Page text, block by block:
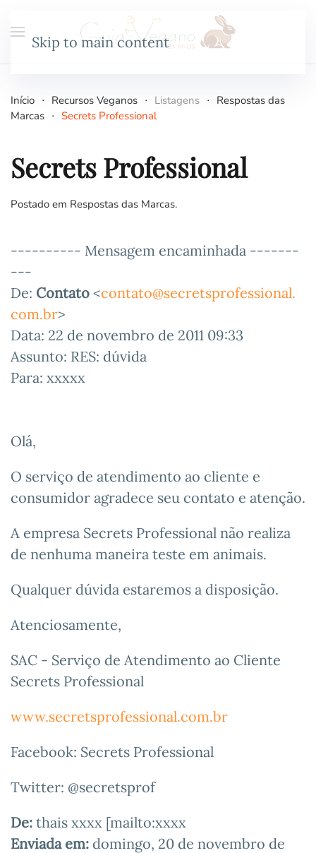
Skip to main content
Início Recursos Veganos Listagens
Respostas das
Marcas
Secrets Professional
Secrets Professional
Postado em Respostas das Marcas.
---------- Mensagem encaminhada -------
---
De: Contato <contato@secretsprofessional.
com.br>
Data: 22 de novembro de 2011 09:33
Assunto: RES: dúvida
Para: xxxxx
Olá,
O serviço de atendimento ao cliente e
consumidor agradece seu contato e atenção.
A empresa Secrets Professional não realiza
de nenhuma maneira teste em animais.
Qualquer dúvida estaremos a disposição.
Atenciosamente,
SAC - Serviço de Atendimento ao Cliente
Secrets Professional
www.secretsprofessional.com.br
Facebook: Secrets Professional
Twitter: @secretsprof
De: thais xxxx [mailto:xxxx
Enviada em: domingo, 20 de novembro de